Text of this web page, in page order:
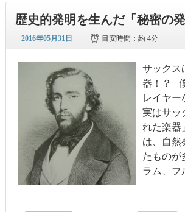
歴史的発明を生んだ「秘密の発
2016年05月31日 目安時間：約 4分
サックス
器！？
レイヤー
実はサッ
れた楽
は、自然
たもの
ラム、